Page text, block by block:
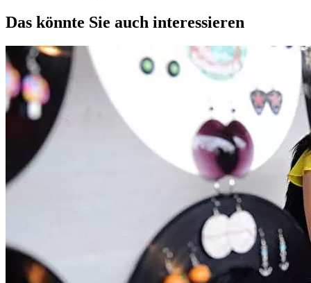
Das könnte Sie auch interessieren